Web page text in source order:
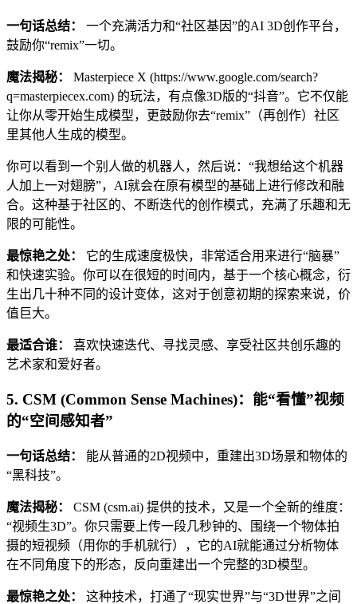
一句话总结：
一个充满活力和“社区基因”的AI 3D创作平台，
鼓励你“remix”一切。
魔法揭秘：
Masterpiece X (https://www.google.com/search?
q=masterpiecex.com) 的玩法，有点像3D版的“抖音”。它不仅能
让你从零开始生成模型，更鼓励你去“remix”（再创作）社区
里其他人生成的模型。
你可以看到一个别人做的机器人，然后说：“我想给这个机器
人加上一对翅膀”，AI就会在原有模型的基础上进行修改和融
合。这种基于社区的、不断迭代的创作模式，充满了乐趣和无
限的可能性。
最惊艳之处：
它的生成速度极快，非常适合用来进行“脑暴”
和快速实验。你可以在很短的时间内，基于一个核心概念，衍
生出几十种不同的设计变体，这对于创意初期的探索来说，价
值巨大。
最适合谁：
喜欢快速迭代、寻找灵感、享受社区共创乐趣的
艺术家和爱好者。
5. CSM (Common Sense Machines)：能“看懂”视频
的“空间感知者”
一句话总结：
能从普通的2D视频中，重建出3D场景和物体的
“黑科技”。
魔法揭秘：
CSM (csm.ai) 提供的技术，又是一个全新的维度：
“视频生3D”。你只需要上传一段几秒钟的、围绕一个物体拍
摄的短视频（用你的手机就行），它的AI就能通过分析物体
在不同角度下的形态，反向重建出一个完整的3D模型。
最惊艳之处：
这种技术，打通了“现实世界”与“3D世界”之间